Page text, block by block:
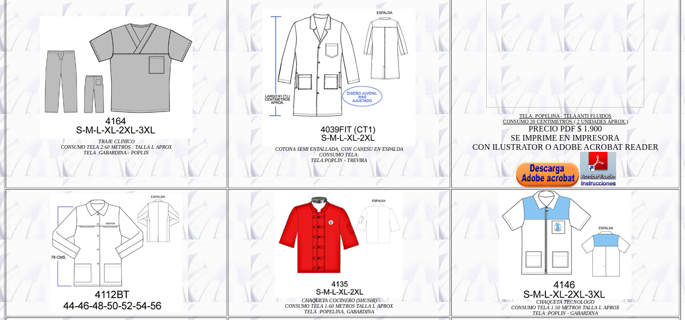
TRAJE CLINICO
CONSUMO TELA 2.60 METROS . TALLA L APROX
TELA :GABARDINA - POPLIN
COTONA SEMI ENTALLADA, CON CANESU EN ESPALDA
CONSUMO TELA:
TELA:POPLIN - TREVIRA
TELA: POPELINA - TELA ANTI FLUIDOS
CONSUMO 20 CENTIMETROS ( 2 UNIDADES APROX.)
PRECIO PDF $ 1.900
SE IMPRIME EN IMPRESORA
CON ILUSTRATOR O ADOBE ACROBAT READER
CHAQUETA COCINERO (SHUSHI)
CONSUMO TELA 1.60 METROS TALLA L APROX
TELA :POPELINA, GABARDINA
CHAQUETA TECNOLOGO
CONSUMO TELA 1.50 METROS TALLA L APROX
TELA :POPLIN - GABARDINA